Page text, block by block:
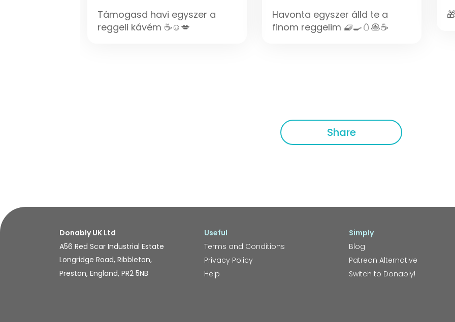
Támogasd havi egyszer a
reggeli kávém ☕️☺️💋
Havonta egyszer álld te a
finom reggelim 🧇🍳🥚🥞☕️
Share
Donably UK Ltd
A56 Red Scar Industrial Estate
Longridge Road, Ribbleton,
Preston, England, PR2 5NB
Useful
Terms and Conditions
Privacy Policy
Help
Simply
Blog
Patreon Alternative
Switch to Donably!